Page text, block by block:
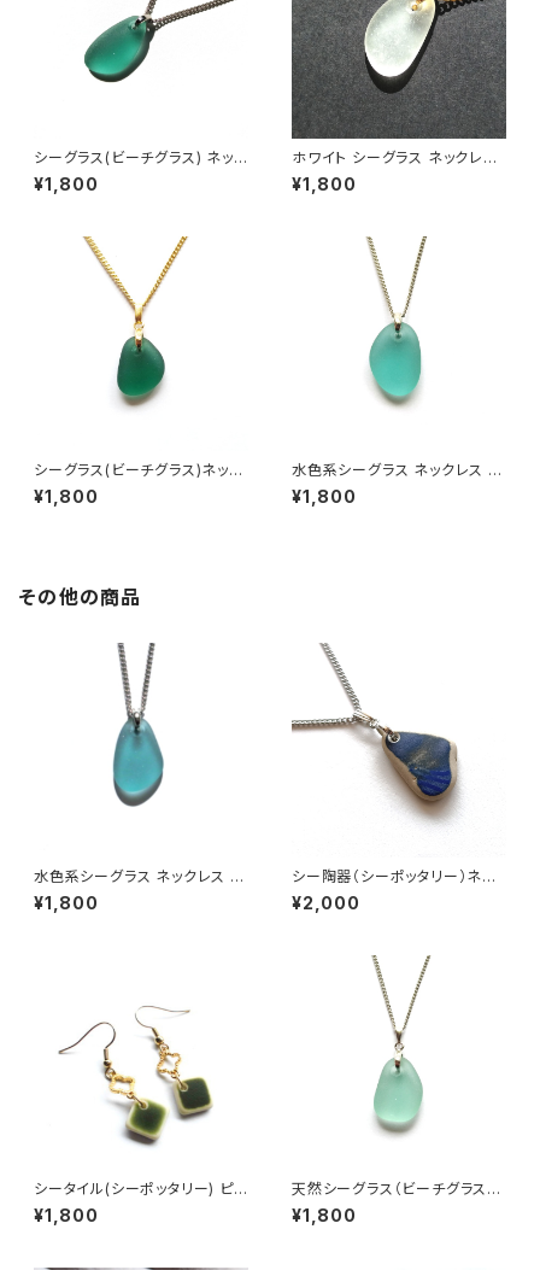
シーグラス(ビーチグラス) ネック
レス MN-24
¥1,800
ホワイト シーグラス ネックレス
MN-48
¥1,800
シーグラス(ビーチグラス)ネック
レス MN-12
¥1,800
水色系シーグラス ネックレス M
N-41
¥1,800
その他の商品
水色系シーグラス ネックレス M
N-28
¥1,800
シー陶器（シーポッタリー）ネッ
クレス PN-22
¥2,000
シータイル(シーポッタリー) ピア
ス PP-1
¥1,800
天然シーグラス（ビーチグラス）
ネックレス MN-2
¥1,800